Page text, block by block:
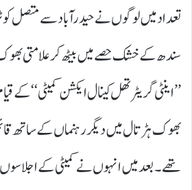
تعداد میں لوگوں نے حیدرآباد سے متصل
سندھ کے خشک حصے میں بیٹھ کر علامتی
’’ اینٹی گریٹر تھل کینال ایکشن کمیٹی‘‘ کے
بھوک ہڑتال میں دیگر رہنماں کے ساتھ
تھے۔ بعد میں انہوں نے کمیٹی کے اجلاسوں